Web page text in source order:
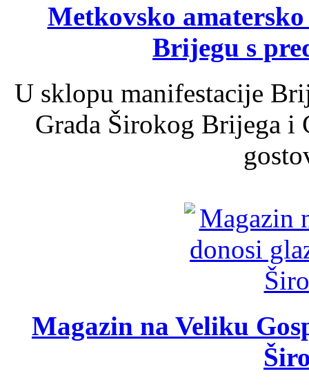
Metkovsko
Brijegu s
U sklopu manifestacije
Grada Širokog Brijega
Magazin na Veliku